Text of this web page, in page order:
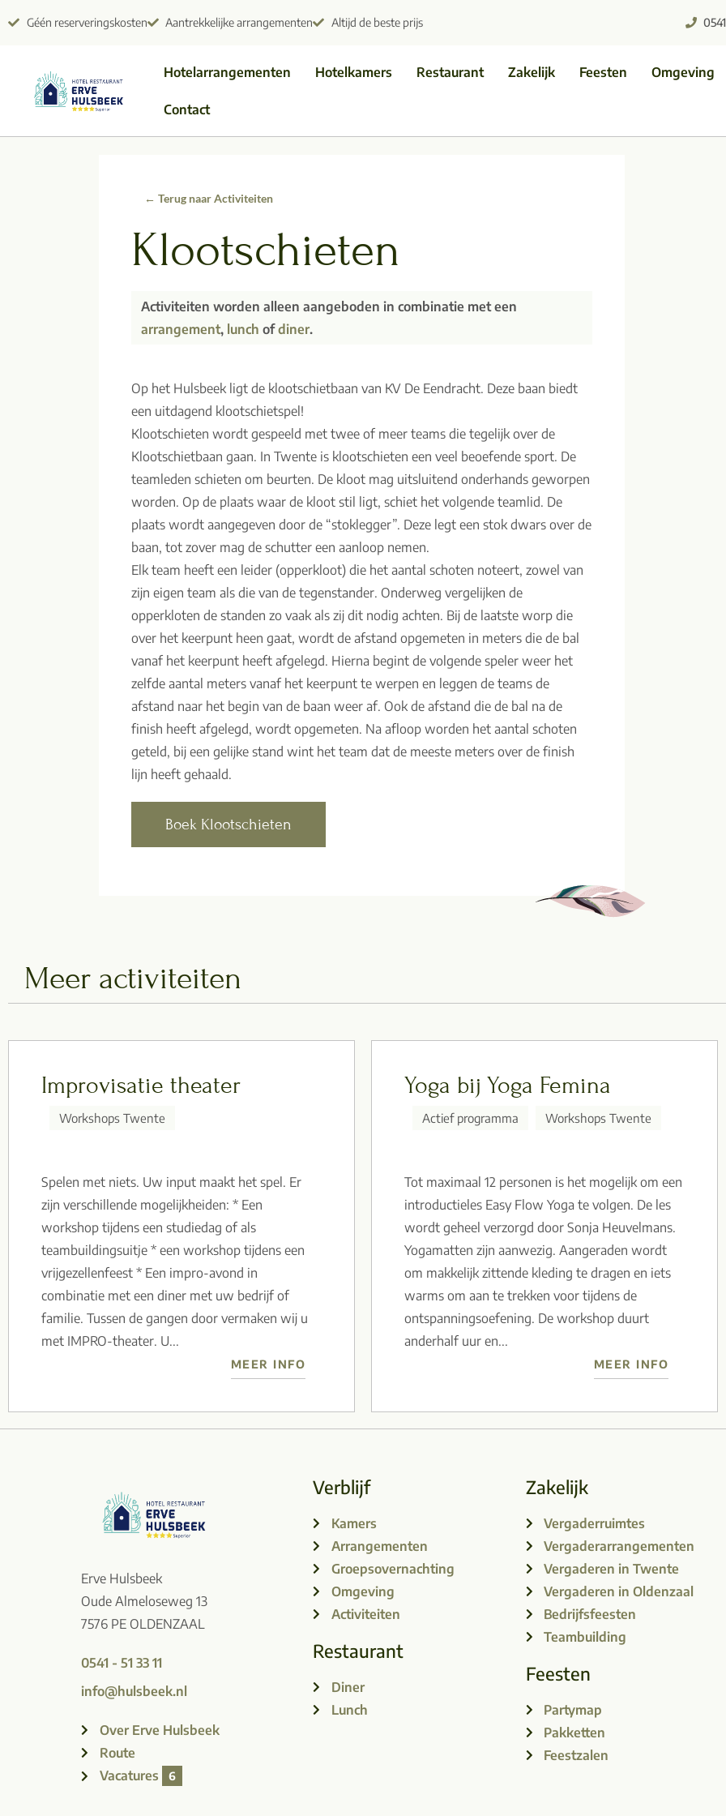
Géén reserveringskosten Aantrekkelijke arrangementen Altijd de beste prijs
Hotelarrangementen Hotelkamers Restaurant Zakelijk Feesten Omgeving
Contact
← Terug naar Activiteiten
Klootschieten
Activiteiten worden alleen aangeboden in combinatie met een
arrangement, lunch ofdiner.
Op het Hulsbeek ligt de klootschietbaan van KV De Eendracht. Deze baan biedt
een uitdagend klootschietspel!
Klootschieten wordt gespeeld met twee of meer teams die tegelijk over de
Klootschietbaan gaan. In Twente is klootschieten een veel beoefende sport. De
teamleden schieten om beurten. De kloot mag uitsluitend onderhands geworpen
worden. Op de plaats waar de kloot stil ligt, schiet het volgende teamlid. De
plaats wordt aangegeven door de “stoklegger”. Deze legt een stok dwars over de
baan, tot zover mag de schutter een aanloop nemen.
Elk team heeft een leider (opperkloot) die het aantal schoten noteert, zowel van
zijn eigen team als die van de tegenstander. Onderweg vergelijken de
opperkloten de standen zo vaak als zij dit nodig achten. Bij de laatste worp die
over het keerpunt heen gaat, wordt de afstand opgemeten in meters die de bal
vanaf het keerpunt heeft afgelegd. Hierna begint de volgende speler weer het
zelfde aantal meters vanaf het keerpunt te werpen en leggen de teams de
afstand naar het begin van de baan weer af. Ook de afstand die de bal na de
finish heeft afgelegd, wordt opgemeten. Na afloop worden het aantal schoten
geteld, bij een gelijke stand wint het team dat de meeste meters over de finish
lijn heeft gehaald.
Boek Klootschieten
Meer activiteiten
Improvisatie theater
Workshops Twente
Spelen met niets. Uw input maakt het spel. Er
zijn verschillende mogelijkheiden: * Een
workshop tijdens een studiedag of als
teambuildingsuitje * een workshop tijdens een
vrijgezellenfeest * Een impro-avond in
combinatie met een diner met uw bedrijf of
familie. Tussen de gangen door vermaken wij u
met IMPRO-theater. U...
MEER INFO
Yoga bij Yoga Femina
Actief programma Workshops Twente
Tot maximaal 12 personen is het mogelijk om een
introductieles Easy Flow Yoga te volgen. De les
wordt geheel verzorgd door Sonja Heuvelmans.
Yogamatten zijn aanwezig. Aangeraden wordt
om makkelijk zittende kleding te dragen en iets
warms om aan te trekken voor tijdens de
ontspanningsoefening. De workshop duurt
anderhalf uur en...
MEER INFO
Erve Hulsbeek
Oude Almeloseweg 13
7576 PE OLDENZAAL
0541 - 51 33 11
info@hulsbeek.nl
Over Erve Hulsbeek
Route
Vacatures
6
Verblijf
Kamers
Arrangementen
Groepsovernachting
Omgeving
Activiteiten
Restaurant
Diner
Lunch
Zakelijk
Vergaderruimtes
Vergaderarrangementen
Vergaderen in Twente
Vergaderen in Oldenzaal
Bedrijfsfeesten
Teambuilding
Feesten
Partymap
Pakketten
Feestzalen